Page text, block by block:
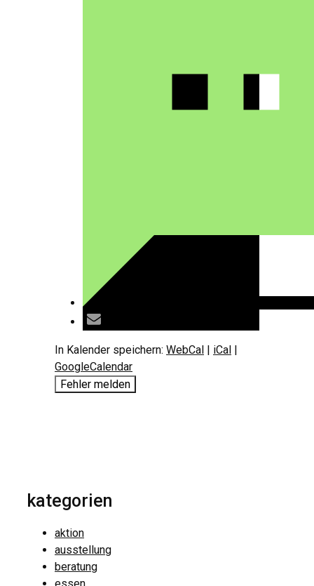
In Kalender speichern: WebCal | iCal |
GoogleCalendar
Fehler melden
kategorien
aktion
ausstellung
beratung
essen